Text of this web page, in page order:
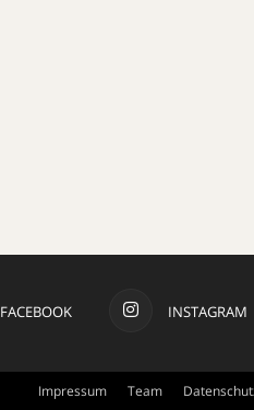
FACEBOOK INSTAGRAM
Impressum Team